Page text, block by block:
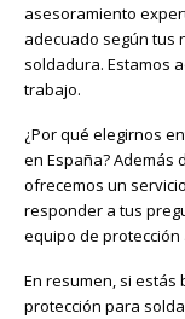
asesoramiento
adecuado según tus
soldadura. Estamos
trabajo.
¿Por qué elegirnos
en España? Además
ofrecemos un
responder a tus
equipo de protección
En resumen, si
protección para